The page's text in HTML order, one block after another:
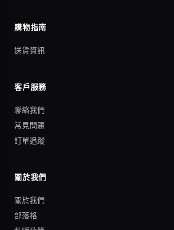
購物指南
送貨資訊
客戶服務
聯絡我們
常見問題
訂單追蹤
關於我們
關於我們
部落格